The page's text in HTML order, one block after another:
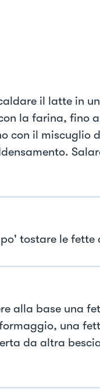
il latte in
la farina, fino
con il miscuglio
tostare le fette
alla base una
una
da altra